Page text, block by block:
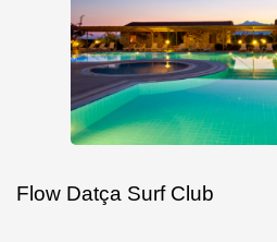
Flow Datça Surf Club